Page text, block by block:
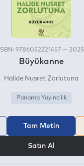
ISBN: 9786052221457 — 2025
Büyükanne
Halide Nusret Zorlutuna
Panama Yayıncılık
Tam Metin
Satın Al